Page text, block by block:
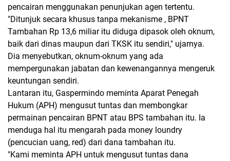
pencairan menggunakan penunjukan agen tertentu.
"Ditunjuk secara khusus tanpa mekanisme , BPNT
Tambahan Rp 13,6 miliar itu diduga dipasok oleh oknum,
baik dari dinas maupun dari TKSK itu sendiri," ujarnya.
Dia menyebutkan, oknum-oknum yang ada
mempergunakan jabatan dan kewenangannya mengeruk
keuntungan sendiri.
Lantaran itu, Gaspermindo meminta Aparat Penegah
Hukum (APH) mengusut tuntas dan membongkar
permainan pencairan BPNT atau BPS tambahan itu. Ia
menduga hal itu mengarah pada money loundry
(pencucian uang, red) dari dana tambahan itu.
"Kami meminta APH untuk mengusut tuntas dana